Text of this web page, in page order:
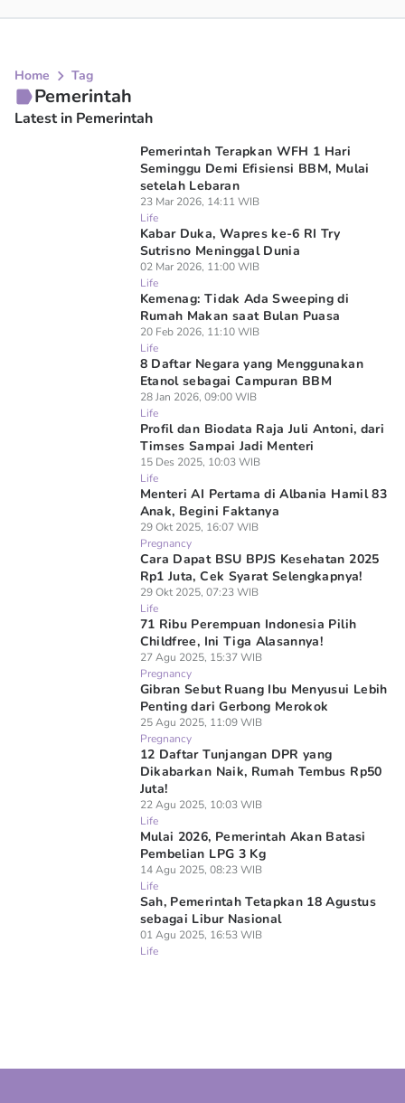
Home Tag
Pemerintah
Latest in Pemerintah
Pemerintah Terapkan WFH 1 Hari
Seminggu Demi Efisiensi BBM, Mulai
setelah Lebaran
23 Mar 2026, 14:11 WIB
Life
Kabar Duka, Wapres ke-6 RI Try
Sutrisno Meninggal Dunia
02 Mar 2026, 11:00 WIB
Life
Kemenag: Tidak Ada Sweeping di
Rumah Makan saat Bulan Puasa
20 Feb 2026, 11:10 WIB
Life
8 Daftar Negara yang Menggunakan
Etanol sebagai Campuran BBM
28 Jan 2026, 09:00 WIB
Life
Profil dan Biodata Raja Juli Antoni, dari
Timses Sampai Jadi Menteri
15 Des 2025, 10:03 WIB
Life
Menteri AI Pertama di Albania Hamil 83
Anak, Begini Faktanya
29 Okt 2025, 16:07 WIB
Pregnancy
Cara Dapat BSU BPJS Kesehatan 2025
Rp1 Juta, Cek Syarat Selengkapnya!
29 Okt 2025, 07:23 WIB
Life
71 Ribu Perempuan Indonesia Pilih
Childfree, Ini Tiga Alasannya!
27 Agu 2025, 15:37 WIB
Pregnancy
Gibran Sebut Ruang Ibu Menyusui Lebih
Penting dari Gerbong Merokok
25 Agu 2025, 11:09 WIB
Pregnancy
12 Daftar Tunjangan DPR yang
Dikabarkan Naik, Rumah Tembus Rp50
Juta!
22 Agu 2025, 10:03 WIB
Life
Mulai 2026, Pemerintah Akan Batasi
Pembelian LPG 3 Kg
14 Agu 2025, 08:23 WIB
Life
Sah, Pemerintah Tetapkan 18 Agustus
sebagai Libur Nasional
01 Agu 2025, 16:53 WIB
Life